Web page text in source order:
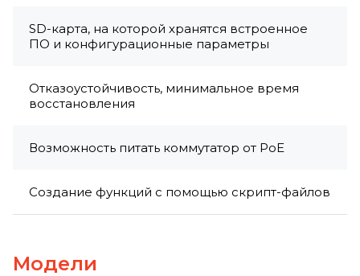
SD-карта, на которой хранятся встроенное
ПО и конфигурационные параметры
Отказоустойчивость, минимальное время
восстановления
Возможность питать коммутатор от PoE
Создание функций с помощью скрипт-файлов
Модели